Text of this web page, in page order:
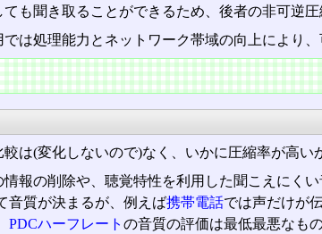
も聞き取ることができるため、後者の非可逆圧
では処理能力とネットワーク帯域の向上により
は(変化しないので)なく、いかに圧縮率が高い
報の削除や、聴覚特性を利用した聞こえにく
音質が決まるが、例えば携帯電話では声だけが
PDCハーフレート の音質の評価は最低最悪なも